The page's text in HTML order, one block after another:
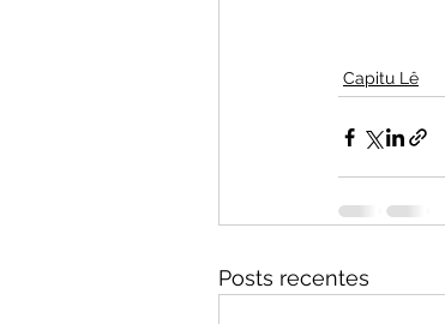
Capitu Lê
Posts recentes